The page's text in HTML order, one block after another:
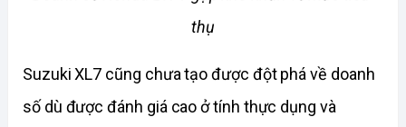
thụ
Suzuki XL7 cũng chưa tạo được đột phá về doanh
số dù được đánh giá cao ở tính thực dụng và